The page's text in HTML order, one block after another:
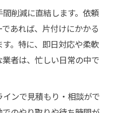
削減に直結します。依頼
あれば、片付けにかかる
。特に、即日対応や柔軟
者は、忙しい日常の中で
ンで見積もり・相談がで